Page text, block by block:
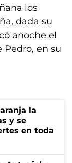
los
dada su
anoche el
en su
la
y se
en toda